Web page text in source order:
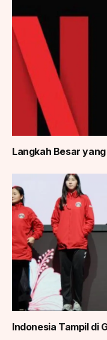
Langkah Besar
Indonesia Tampil di